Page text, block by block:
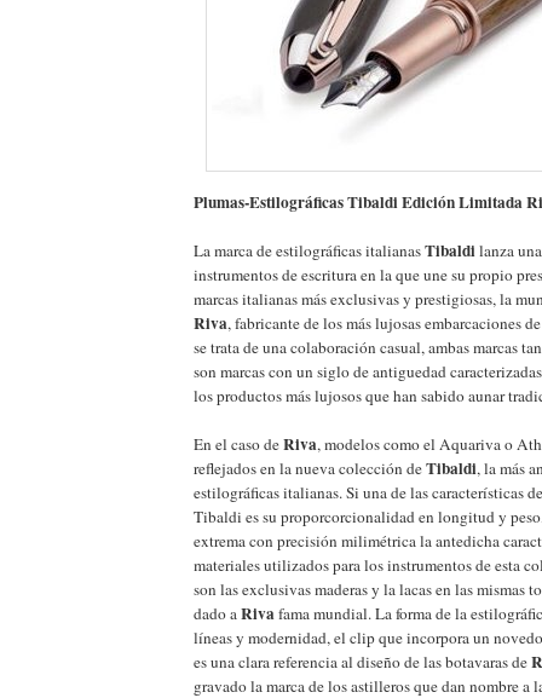
Plumas-Estilográficas Tibaldi Edición Limitada
La marca de estilográficas italianasTibaldilanza
instrumentos de escritura en la que une su propio
marcas italianas más exclusivas y prestigiosas, la
Riva, fabricante de los más lujosas embarcaciones
se trata de una colaboración casual, ambas marcas
son marcas con un siglo de antiguedad
los productos más lujosos que han sabido aunar
En el caso deRiva, modelos como el Aquariva o
reflejados en la nueva colección deTibaldi, la más
estilográficas italianas. Si una de las características
Tibaldi es su proporcorcionalidad en longitud y
extrema con precisión milimétrica la antedicha
materiales utilizados para los instrumentos de esta
son las exclusivas maderas y la lacas en las mismas
dado aRivafama mundial. La forma de la
líneas y modernidad, el clip que incorpora un
es una clara referencia al diseño de las botavaras de
gravado la marca de los astilleros que dan nombre a